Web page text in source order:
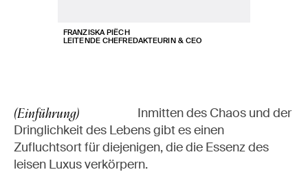
FRANZISKA PIËCH
LEITENDE CHEFREDAKTEURIN & CEO
(Einführung)
Inmitten des Chaos und der
Dringlichkeit des Lebens gibt es einen
Zufluchtsort für diejenigen, die die Essenz des
leisen Luxus verkörpern.